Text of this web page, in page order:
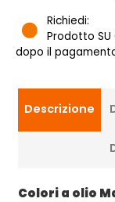
Richiedi:
Prodotto SU
dopo il
Descrizione
Colori a olio